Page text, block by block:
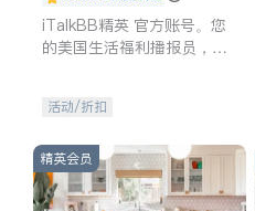
iTalkBB精英 官方账号。您
的美国生活福利播报员，精
专属福利。
活动/折扣
精英会员